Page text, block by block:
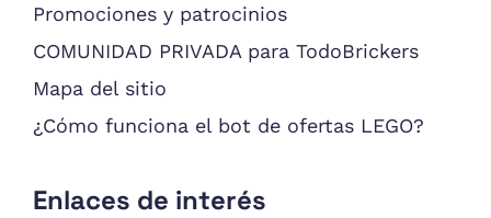
Promociones y patrocinios
COMUNIDAD PRIVADA para TodoBrickers
Mapa del sitio
¿Cómo funciona el bot de ofertas LEGO?
Enlaces de interés